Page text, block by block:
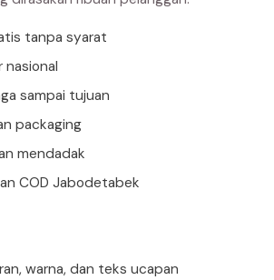
tanpa syarat
sampai tujuan
packaging
mendadak
COD Jabodetabek
warna, dan teks ucapan